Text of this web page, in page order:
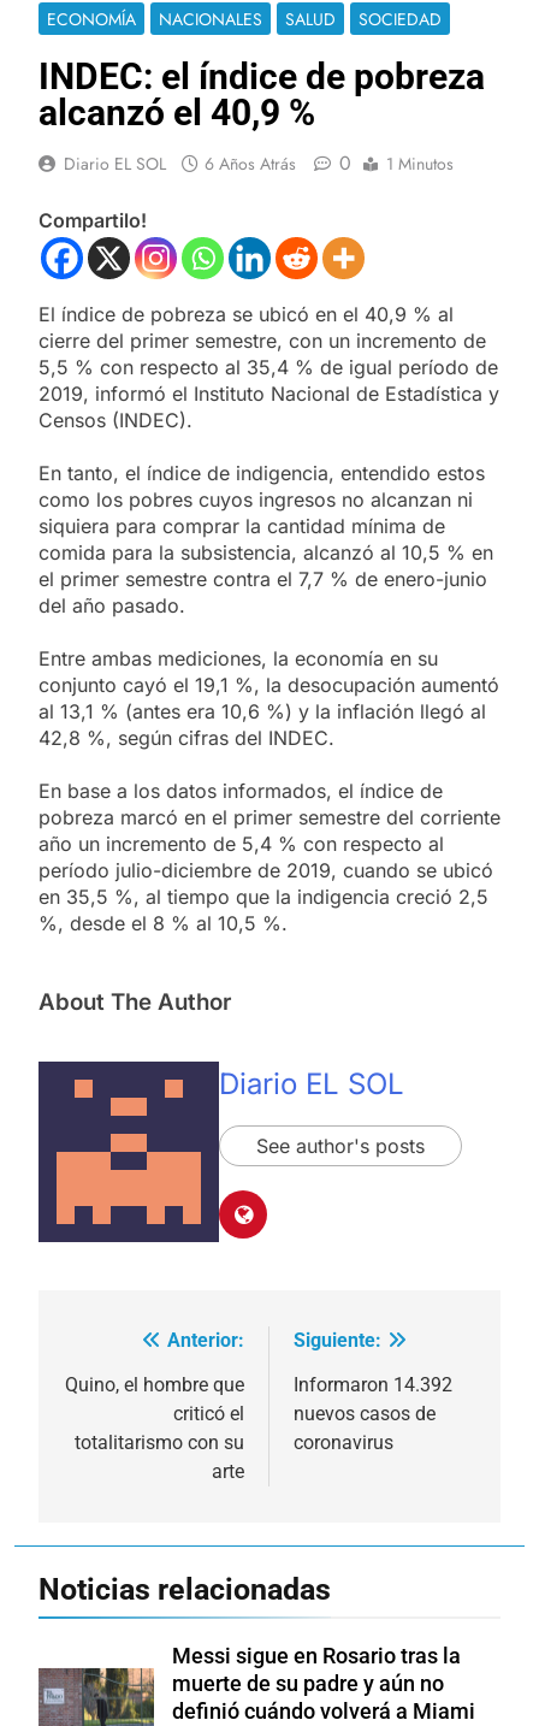
ECONOMÍA NACIONALES SALUD SOCIEDAD
INDEC: el índice de pobreza
alcanzó el 40,9 %
Diario EL SOL 6 Años Atrás 0 1 Minutos
Compartilo!
El índice de pobreza se ubicó en el 40,9 % al
cierre del primer semestre, con un incremento de
5,5 % con respecto al 35,4 % de igual período de
2019, informó el Instituto Nacional de Estadística y
Censos (INDEC).
En tanto, el índice de indigencia, entendido estos
como los pobres cuyos ingresos no alcanzan ni
siquiera para comprar la cantidad mínima de
comida para la subsistencia, alcanzó al 10,5 % en
el primer semestre contra el 7,7 % de enero-junio
del año pasado.
Entre ambas mediciones, la economía en su
conjunto cayó el 19,1 %, la desocupación aumentó
al 13,1 % (antes era 10,6 %) y la inflación llegó al
42,8 %, según cifras del INDEC.
En base a los datos informados, el índice de
pobreza marcó en el primer semestre del corriente
año un incremento de 5,4 % con respecto al
período julio-diciembre de 2019, cuando se ubicó
en 35,5 %, al tiempo que la indigencia creció 2,5
%, desde el 8 % al 10,5 %.
About The Author
Diario EL SOL
See author's posts
Navegación
de
entradas
Anterior:
Quino, el hombre que
criticó el
totalitarismo con su
arte
Siguiente:
Informaron 14.392
nuevos casos de
coronavirus
Noticias relacionadas
Messi sigue en Rosario tras la
muerte de su padre y aún no
definió cuándo volverá a Miami